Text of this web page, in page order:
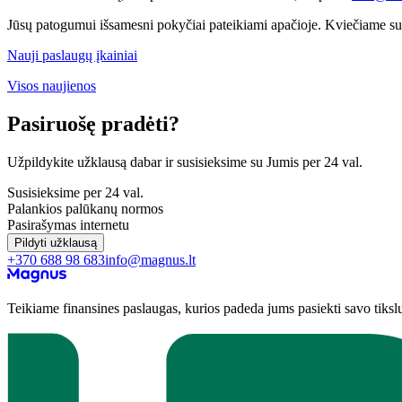
Jūsų patogumui išsamesni pokyčiai pateikiami apačioje. Kviečiame
Nauji paslaugų įkainiai
Visos naujienos
Pasiruošę pradėti?
Užpildykite užklausą dabar ir susisieksime su Jumis per 24 val.
Susisieksime per 24 val.
Palankios palūkanų normos
Pasirašymas internetu
Pildyti užklausą
+370 688 98 683info@magnus.lt
Teikiame finansines paslaugas, kurios padeda jums pasiekti savo